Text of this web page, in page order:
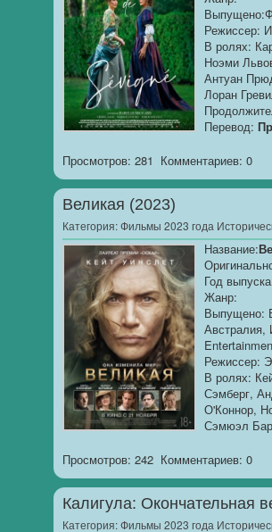
Режиссер:
В ролях:
Ноэми
Антуан
Лоран
Перевод:
Размер:
Маркиза де
Просмотров: 281 Комментариев: 0
Великая (2023)
Категория:Фильмы 2023 года
Название:
Год
Жанр:
Выпущено:
Австралия,
Режиссер:
В ролях:
Сэмберг,
О'Коннор,
Сэмюэл
Перевод:
Просмотров: 242 Комментариев: 0
Калигула: Окончательная
Категория:Фильмы 2023 года